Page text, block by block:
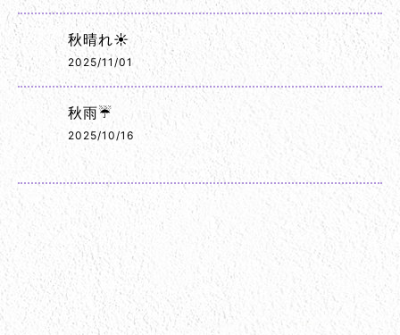
秋晴れ☀️
2025/11/01
秋雨☔
2025/10/16